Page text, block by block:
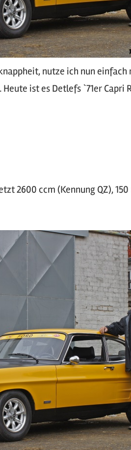
nutze ich nun
ist es Detlefs `71er Capri
2600 ccm (Kennung QZ), 150